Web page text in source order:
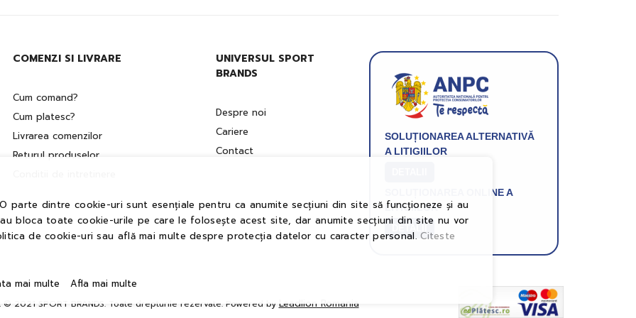
COMENZI SI LIVRARE
Cum comand?
Cum platesc?
Livrarea comenzilor
Returul produselor
UNIVERSUL SPORT
BRANDS
Despre noi
Cariere
Contact
SOLUȚIONAREA ALTERNATIVĂ
A LITIGIILOR
SOLUȚIONAREA ONLINE A
LITIGIILOR
2021 SPORT BRANDS. Toate drepturile rezervate. Powered by Leadlion Romania
parte dintre cookie-uri sunt esențiale pentru ca anumite secțiuni din site să funcționeze și au
bloca toate cookie-urile pe care le folosește acest site, dar anumite secțiuni din site nu vor
de cookie-uri sau află mai multe despre protecția datelor cu caracter personal.Citeste
mai multe Afla mai multe